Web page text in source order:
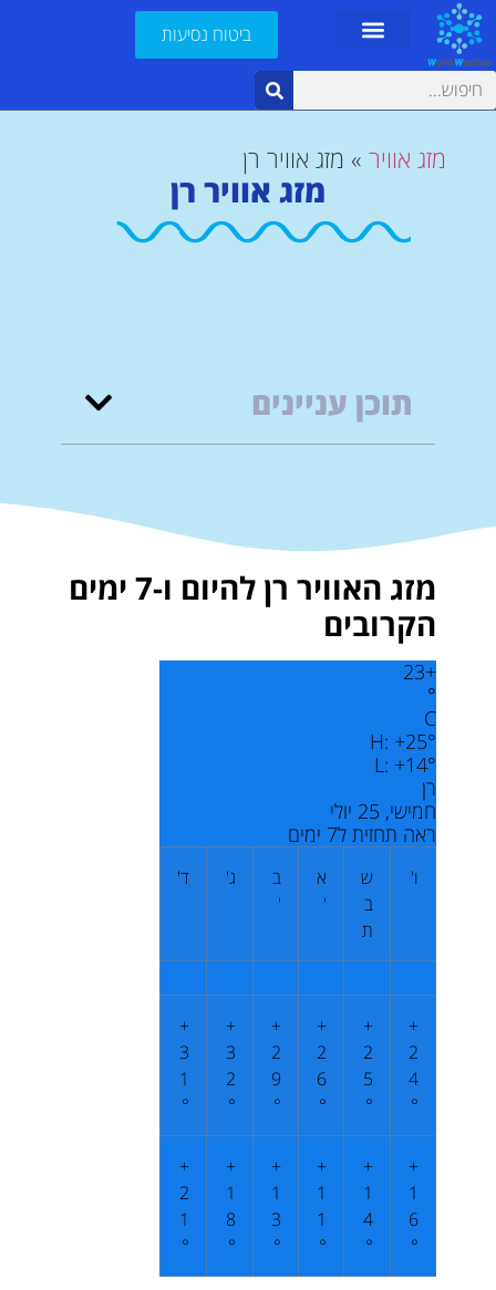
ביטוח נסיעות
מזג אוויר» מזג אוויר רן
מזג אוויר רן
תוכן עניינים
מזג האוויר רן להיום ו-7 ימים
הקרובים
+
23
°
C
H: +25°
L: +14°
רן
חמישי, 25 יולי
ראה תחזית ל7 ימים
ו'
ש
ב
ת
א
'
ב
'
ג' ד'
+
2
4
°
+
2
5
°
+
2
6
°
+
2
9
°
+
3
2
°
+
3
1
°
+
1
6
°
+
1
4
°
+
1
1
°
+
1
3
°
+
1
8
°
+
2
1
°